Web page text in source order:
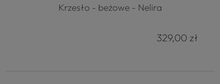
Krzesło - beżowe - Nelira
329,00 zł